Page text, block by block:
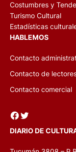
Costumbres y
Turismo Cultural
Estadísticas
HABLEMOS
Contacto
Contacto de
Contacto comercial
Facebook Twitter
DIARIO DE